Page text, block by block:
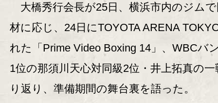
大橋秀行会長が25日、横浜市内のジム
材に応じ、24日にTOYOTA ARENA
れた「Prime Video Boxing 14」、WBCバ
1位の那須川天心対同級2位・井上拓真の
り返り、準備期間の舞台裏を語った。